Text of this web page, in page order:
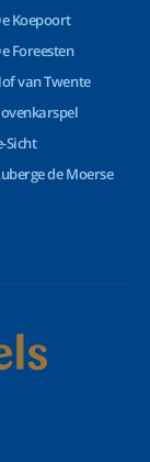
Koepoort
Foreesten
van Twente
Sicht
de Moerse